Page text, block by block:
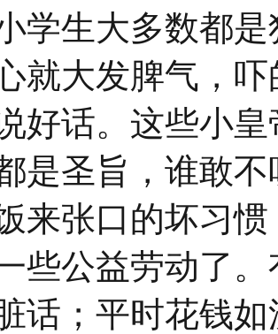
学生大多数都
就大发脾气，
好话。这些小
是圣旨，谁敢
来张口的坏习
些公益劳动了
话；平时花钱